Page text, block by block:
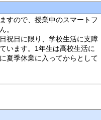
すので、授業中のスマートフ
。
祝日に限り、学校生活に支障
います。1年生は高校生活に
夏季休業に入ってからとして